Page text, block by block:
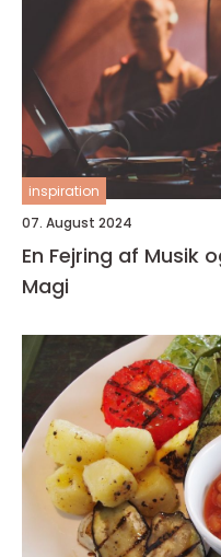
inspiration
07. August 2024
En Fejring af Musik
Magi